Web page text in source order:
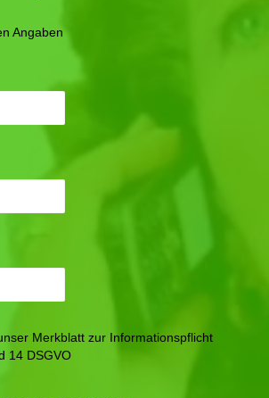
Angaben
Merkblatt zur Informationspflicht
14 DSGVO